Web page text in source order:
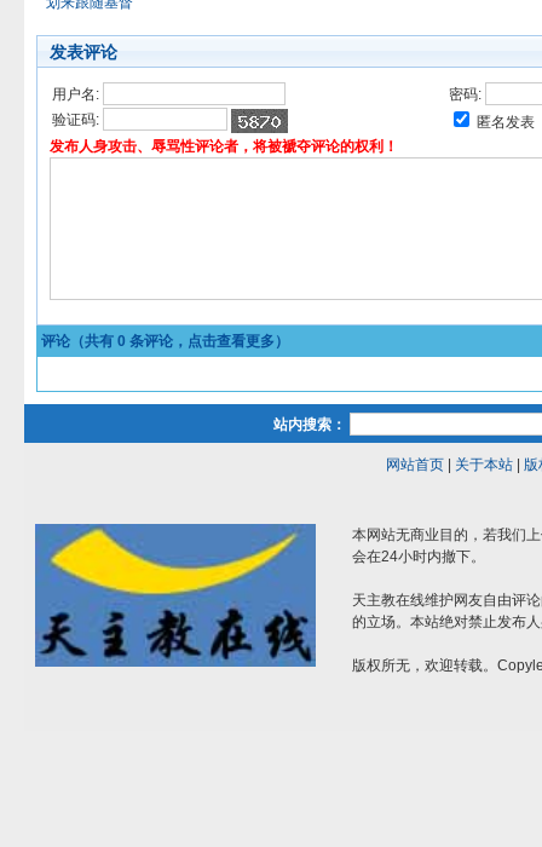
发表评论
用户名:
密码:
验证码:
匿名发表
发布人身攻击、辱骂性评论者，将被褫夺评论的权利！
评论（共有 0 条评论，点击查看更多）
站内搜索：
网站首页| 关于本站| 版
本网站无商业目的，若我们
会在24小时内撤下。
天主教在线维护网友自由评
的立场。本站绝对禁止发布
版权所无，欢迎转载。